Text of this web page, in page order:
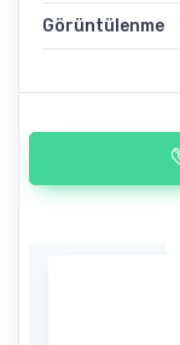
Görüntülenme